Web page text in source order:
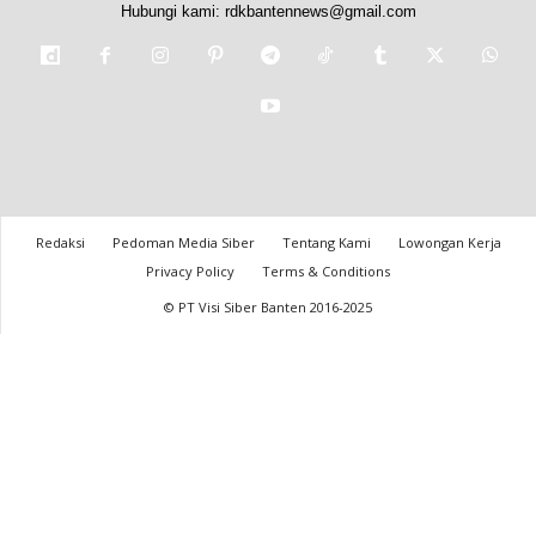
Hubungi kami: rdkbantennews@gmail.com
Redaksi Pedoman Media Siber Tentang Kami
Lowongan Kerja
Privacy Policy
Terms & Conditions
© PT Visi Siber Banten 2016-2025